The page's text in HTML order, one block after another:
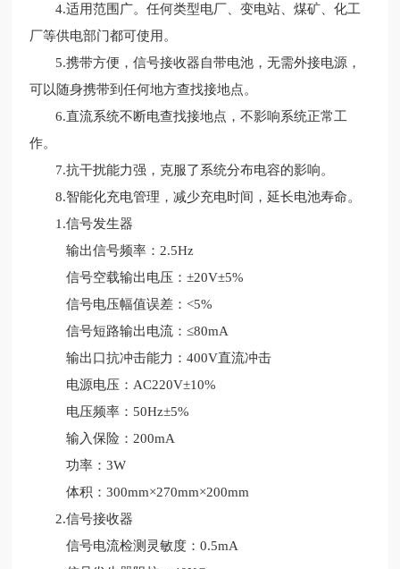
4.适用范围广。任何类型电厂、变电站、煤矿、化工
厂等供电部门都可使用。
5.携带方便，信号接收器自带电池，无需外接电源，
可以随身携带到任何地方查找接地点。
6.直流系统不断电查找接地点，不影响系统正常工
作。
7.抗干扰能力强，克服了系统分布电容的影响。
8.智能化充电管理，减少充电时间，延长电池寿命。
1.信号发生器
输出信号频率：2.5Hz
信号空载输出电压：±20V±5%
信号电压幅值误差：<5%
信号短路输出电流：≤80mA
输出口抗冲击能力：400V直流冲击
电源电压：AC220V±10%
电压频率：50Hz±5%
输入保险：200mA
功率：3W
体积：300mm×270mm×200mm
2.信号接收器
信号电流检测灵敏度：0.5mA